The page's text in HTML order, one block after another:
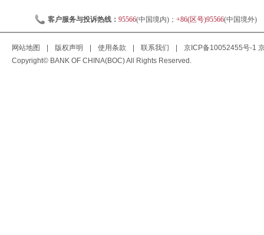
客户服务与投诉热线： 95566(中国境内)； +86(区号)95566(中国境外)
网站地图 版权声明 使用条款 联系我们 京ICP备10052455号-1
Copyright© BANK OF CHINA(BOC) All Rights Reserved.